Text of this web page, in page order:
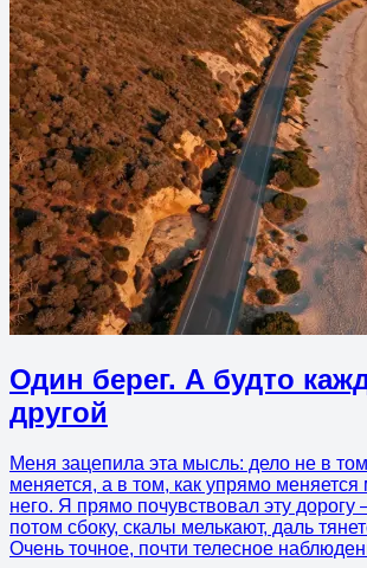
Один берег. А будто
другой
Меня зацепила эта мысль: дело не в
меняется, а в том, как упрямо меняется
него. Я прямо почувствовал эту дорогу
потом сбоку, скалы мелькают, даль
Очень точное, почти телесное